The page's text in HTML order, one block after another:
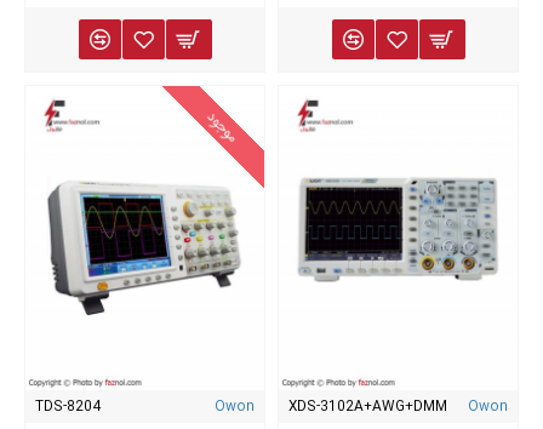
Owon
XDS-3102A+AWG+DMM
موجود
Owon
TDS-8204